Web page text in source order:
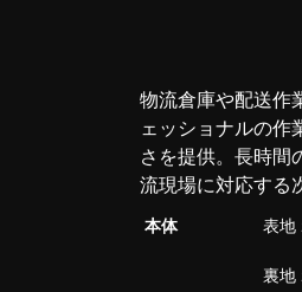
物流倉庫や配送作
ェッショナルの作
さを提供。長時間
流現場に対応する
本体 表地
裏地